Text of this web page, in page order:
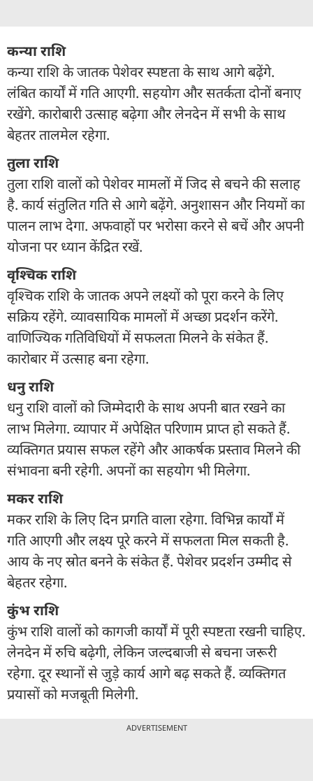
कन्या राशि
कन्या राशि के जातक पेशेवर स्पष्टता के साथ आगे बढ़ेंगे.
लंबित कार्यों में गति आएगी. सहयोग और सतर्कता दोनों बनाए
रखेंगे. कारोबारी उत्साह बढ़ेगा और लेनदेन में सभी के साथ
बेहतर तालमेल रहेगा.
तुला राशि
तुला राशि वालों को पेशेवर मामलों में जिद से बचने की सलाह
है. कार्य संतुलित गति से आगे बढ़ेंगे. अनुशासन और नियमों का
पालन लाभ देगा. अफवाहों पर भरोसा करने से बचें और अपनी
योजना पर ध्यान केंद्रित रखें.
वृश्चिक राशि
वृश्चिक राशि के जातक अपने लक्ष्यों को पूरा करने के लिए
सक्रिय रहेंगे. व्यावसायिक मामलों में अच्छा प्रदर्शन करेंगे.
वाणिज्यिक गतिविधियों में सफलता मिलने के संकेत हैं.
कारोबार में उत्साह बना रहेगा.
धनु राशि
धनु राशि वालों को जिम्मेदारी के साथ अपनी बात रखने का
लाभ मिलेगा. व्यापार में अपेक्षित परिणाम प्राप्त हो सकते हैं.
व्यक्तिगत प्रयास सफल रहेंगे और आकर्षक प्रस्ताव मिलने की
संभावना बनी रहेगी. अपनों का सहयोग भी मिलेगा.
मकर राशि
मकर राशि के लिए दिन प्रगति वाला रहेगा. विभिन्न कार्यों में
गति आएगी और लक्ष्य पूरे करने में सफलता मिल सकती है.
आय के नए स्रोत बनने के संकेत हैं. पेशेवर प्रदर्शन उम्मीद से
बेहतर रहेगा.
कुंभ राशि
कुंभ राशि वालों को कागजी कार्यों में पूरी स्पष्टता रखनी चाहिए.
लेनदेन में रुचि बढ़ेगी, लेकिन जल्दबाजी से बचना जरूरी
रहेगा. दूर स्थानों से जुड़े कार्य आगे बढ़ सकते हैं. व्यक्तिगत
प्रयासों को मजबूती मिलेगी.
ADVERTISEMENT